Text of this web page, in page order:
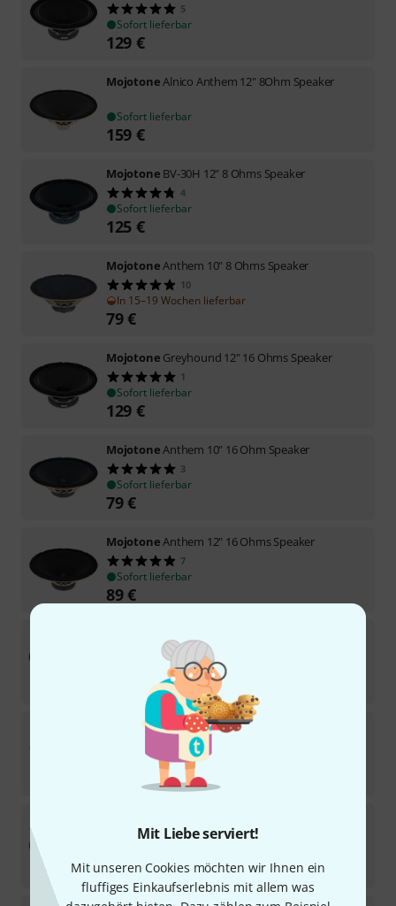
Mit Liebe serviert!
Mit unseren Cookies möchten wir Ihnen ein
fluffiges Einkaufserlebnis mit allem was
5
Sofort lieferbar
129 €
MojotoneAlnico Anthem 12" 8Ohm Speaker
Sofort lieferbar
159 €
Mojotone BV-30H 12" 8 Ohms Speaker
4
Sofort lieferbar
125 €
MojotoneAnthem 10" 8 Ohms Speaker
10
In 15–19 Wochen lieferbar
79€
Mojotone Greyhound 12" 16 Ohms Speaker
1
Sofort lieferbar
129 €
MojotoneAnthem 10" 16 Ohm Speaker
3
Sofort lieferbar
79€
MojotoneAnthem 12" 16 Ohms Speaker
7
Sofort lieferbar
89€
Sofort lieferbar
MojotoneBV-30V 12" 8 Ohms Speaker
Sofort lieferbar
149€